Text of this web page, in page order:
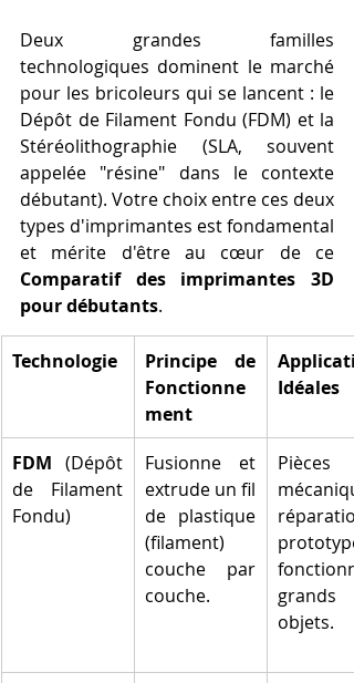
Deux grandes familles
technologiques dominent le marché
pour les bricoleurs qui se lancent : le
Dépôt de Filament Fondu (FDM) et la
Stéréolithographie (SLA, souvent
appelée "résine" dans le contexte
débutant). Votre choix entre ces deux
types d'imprimantes est fondamental
Comparatif des imprimantes 3D
pour débutants.
Technologie
Principe de
Fonctionne
ment
Idéales
FDM (Dépôt
de Filament
Fondu)
Fusionne et
extrude un fil
de plastique
(filament)
couche par
couche.
Pièces
grands
objets.